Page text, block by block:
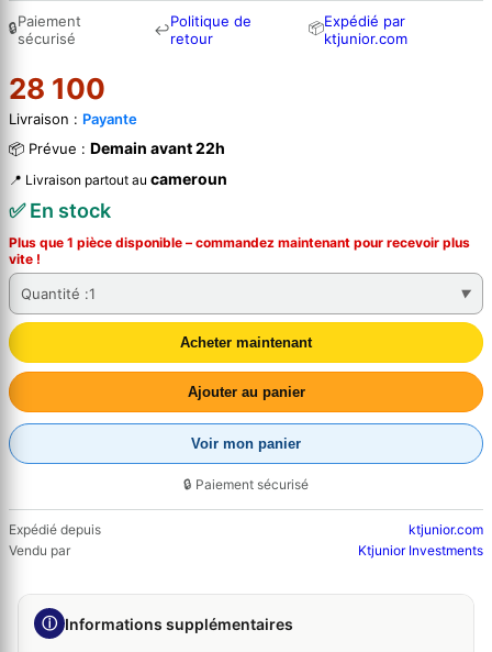
🔒Paiement
sécurisé
↩Politique de
retour
📦Expédié par
ktjunior.com
28 100
Livraison : Payante
📦 Prévue : Demain avant 22h
📍 Livraison partout au cameroun
✅ En stock
Plus que 1 pièce disponible – commandez maintenant pour recevoir plus
vite !
Quantité :1
Acheter maintenant
Ajouter au panier
Voir mon panier
🔒 Paiement sécurisé
Expédié depuis
ktjunior.com
Vendu par
Ktjunior Investments
ⓘ Informations supplémentaires